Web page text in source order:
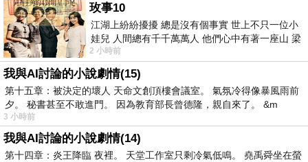
玫事10
江湖上紛紛擾擾 總是沒有個事實 世上不只一位小
娃兒 人間總有千千萬萬人 他們心中有著一座山 梁
山佛山泰華衡恆嵩 一山之高
2 小時前
我與AI討論的小說劇情(15)
第十五章：被決定的壞人 天命文創頂樓會議室。 氣氛冷得像暴風雨前
夕。 秘書甚至不敢進門。 因為教育部長曾德隆，親自來了。 &m
3 小時前
我與AI討論的小說劇情(14)
第十四章：炎王降臨 夜裡。 天堂工作室只剩冷氣低鳴。 堯禹舜坐在螢